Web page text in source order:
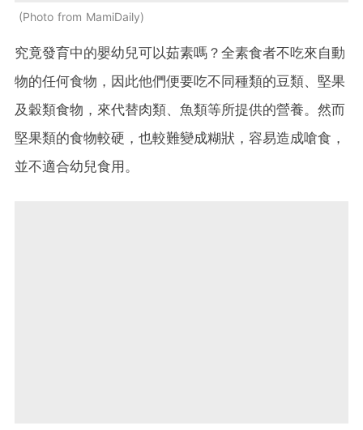
Photo from MamiDaily
究竟發育中的嬰幼兒可以茹素嗎？全素食者不吃來自動
物的任何食物，因此他們便要吃不同種類的豆類、堅果
及穀類食物，來代替肉類、魚類等所提供的營養。然而
堅果類的食物較硬，也較難變成糊狀，容易造成嗆食，
並不適合幼兒食用。